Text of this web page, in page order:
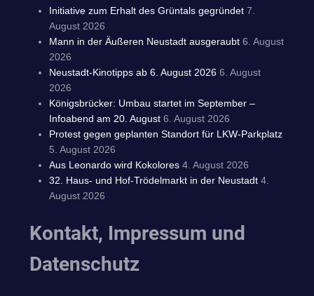
Initiative zum Erhalt des Grüntals gegründet 7.
August 2026
Mann in der Äußeren Neustadt ausgeraubt 6. August
2026
Neustadt-Kinotipps ab 6. August 2026 6. August
2026
Königsbrücker: Umbau startet im September –
Infoabend am 20. August 6. August 2026
Protest gegen geplanten Standort für LKW-Parkplatz
5. August 2026
Aus Leonardo wird Kokolores 4. August 2026
32. Haus- und Hof-Trödelmarkt in der Neustadt 4.
August 2026
Kontakt, Impressum und
Datenschutz